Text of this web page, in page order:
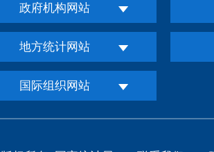
政府机构网站
地方统计网站
国际组织网站